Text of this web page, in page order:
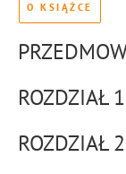
O KSIĄŻCE
ROZDZIAŁ
ROZDZIAŁ